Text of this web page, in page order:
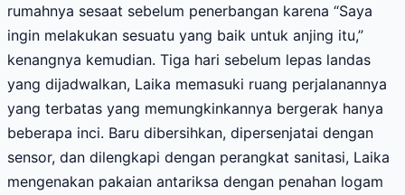
rumahnya sesaat sebelum penerbangan karena “Saya
ingin melakukan sesuatu yang baik untuk anjing itu,”
kenangnya kemudian. Tiga hari sebelum lepas landas
yang dijadwalkan, Laika memasuki ruang perjalanannya
yang terbatas yang memungkinkannya bergerak hanya
beberapa inci. Baru dibersihkan, dipersenjatai dengan
sensor, dan dilengkapi dengan perangkat sanitasi, Laika
mengenakan pakaian antariksa dengan penahan logam